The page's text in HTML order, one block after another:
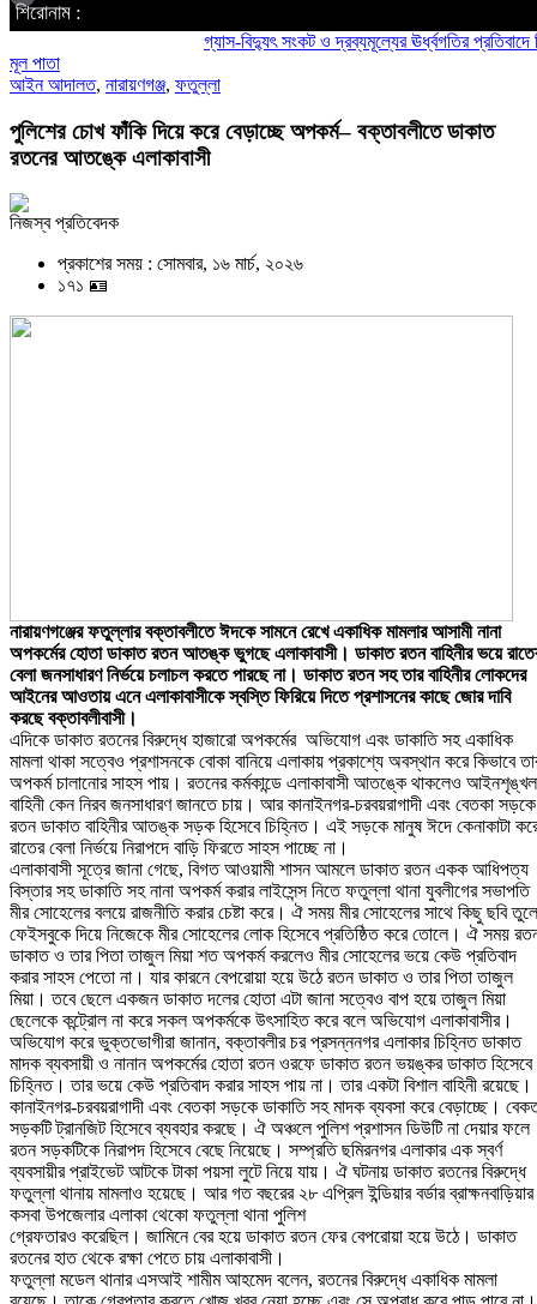
শিরোনাম :
গ্যাস-বিদ্যুৎ সংকট ও দ্রব্যমূল্যের ঊর্ধ্বগতির প্রতিবাদে ডিসির
মূল পাতা
আইন আদালত, নারায়ণগঞ্জ, ফতুল্লা
পুলিশের চোখ ফাঁকি দিয়ে করে বেড়াচ্ছে অপকর্ম– বক্তাবলীতে ডাকাত
রতনের আতঙ্কে এলাকাবাসী
নিজস্ব প্রতিবেদক
প্রকাশের সময় : সোমবার, ১৬ মার্চ, ২০২৬
১৭১ 🪪
নারায়ণগঞ্জের ফতুল্লার বক্তাবলীতে ঈদকে সামনে রেখে একাধিক মামলার আসামী নানা
অপকর্মের হোতা ডাকাত রতন আতঙ্ক ভুগছে এলাকাবাসী। ডাকাত রতন বাহিনীর ভয়ে
বেলা জনসাধারণ নির্ভয়ে চলাচল করতে পারছে না। ডাকাত রতন সহ তার বাহিনীর লোকদের
আইনের আওতায় এনে এলাকাবাসীকে স্বস্তি ফিরিয়ে দিতে প্রশাসনের কাছে জোর দাবি
করছে বক্তাবলীবাসী।
এদিকে ডাকাত রতনের বিরুদ্ধে হাজারো অপকর্মের অভিযোগ এবং ডাকাতি সহ একাধিক
মামলা থাকা সত্বেও প্রশাসনকে বোকা বানিয়ে এলাকায় প্রকাশ্যে অবস্থান করে কিভাবে
অপকর্ম চালানোর সাহস পায়। রতনের কর্মকান্ডে এলাকাবাসী আতঙ্কে থাকলেও
বাহিনী কেন নিরব জনসাধারণ জানতে চায়। আর কানাইনগর-চরবয়রাগাদী এবং বেতকা সড়কে
রতন ডাকাত বাহিনীর আতঙ্ক সড়ক হিসেবে চিহ্নিত। এই সড়কে মানুষ ঈদে কেনাকাটা
রাতের বেলা নির্ভয়ে নিরাপদে বাড়ি ফিরতে সাহস পাচ্ছে না।
এলাকাবাসী সূত্রে জানা গেছে, বিগত আওয়ামী শাসন আমলে ডাকাত রতন একক আধিপত্য
বিস্তার সহ ডাকাতি সহ নানা অপকর্ম করার লাইসেন্স নিতে ফতুল্লা থানা যুবলীগের সভাপতি
মীর সোহেলের বলয়ে রাজনীতি করার চেষ্টা করে। ঐ সময় মীর সোহেলের সাথে কিছু ছবি তুলে
ফেইসবুকে দিয়ে নিজেকে মীর সোহেলের লোক হিসেবে প্রতিষ্ঠিত করে তোলে। ঐ সময়
ডাকাত ও তার পিতা তাজুল মিয়া শত অপকর্ম করলেও মীর সোহেলের ভয়ে কেউ প্রতিবাদ
করার সাহস পেতো না। যার কারনে বেপরোয়া হয়ে উঠে রতন ডাকাত ও তার পিতা তাজুল
মিয়া। তবে ছেলে একজন ডাকাত দলের হোতা এটা জানা সত্বেও বাপ হয়ে তাজুল মিয়া
ছেলেকে কন্ট্রোল না করে সকল অপকর্মকে উৎসাহিত করে বলে অভিযোগ এলাকাবাসীর।
অভিযোগ করে ভুক্তভোগীরা জানান, বক্তাবলীর চর প্রসন্ননগর এলাকার চিহ্নিত ডাকাত
মাদক ব্যবসায়ী ও নানান অপকর্মের হোতা রতন ওরফে ডাকাত রতন ভয়ঙ্কর ডাকাত হিসেবে
চিহ্নিত। তার ভয়ে কেউ প্রতিবাদ করার সাহস পায় না। তার একটা বিশাল বাহিনী রয়েছে।
কানাইনগর-চরবয়রাগাদী এবং বেতকা সড়কে ডাকাতি সহ মাদক ব্যবসা করে বেড়াচ্ছে।
সড়কটি ট্রানজিট হিসেবে ব্যবহার করছে। ঐ অঞ্চলে পুলিশ প্রশাসন ডিউটি না দেয়ার ফলে
রতন সড়কটিকে নিরাপদ হিসেবে বেছে নিয়েছে। সম্প্রতি ছমিরনগর এলাকার এক স্বর্ণ
ব্যবসায়ীর প্রাইভেট আটকে টাকা পয়সা লুটে নিয়ে যায়। ঐ ঘটনায় ডাকাত রতনের বিরুদ্ধে
ফতুল্লা থানায় মামলাও হয়েছে। আর গত বছরের ২৮ এপ্রিল ইন্ডিয়ার বর্ডার ব্রাক্ষনবাড়িয়ার
কসবা উপজেলার এলাকা থেকো ফতুল্লা থানা পুলিশ
গ্রেফতারও করেছিল। জামিনে বের হয়ে ডাকাত রতন ফের বেপরোয়া হয়ে উঠে। ডাকাত
রতনের হাত থেকে রক্ষা পেতে চায় এলাকাবাসী।
ফতুল্লা মডেল থানার এসআই শামীম আহমেদ বলেন, রতনের বিরুদ্ধে একাধিক মামলা